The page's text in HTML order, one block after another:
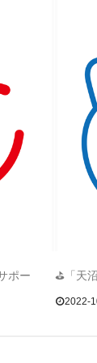
ポー
⛳「天
2022-